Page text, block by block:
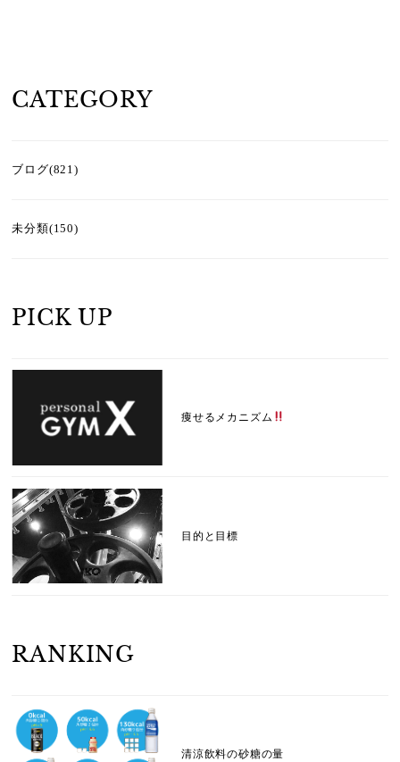
CATEGORY
ブログ(821)
未分類(150)
PICK UP
痩せるメカニズム
目的と目標
RANKING
清涼飲料の砂糖の量